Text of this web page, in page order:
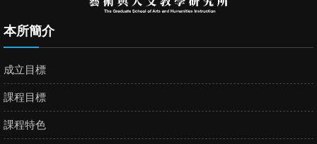
本所簡介
成立目標
課程目標
課程特色